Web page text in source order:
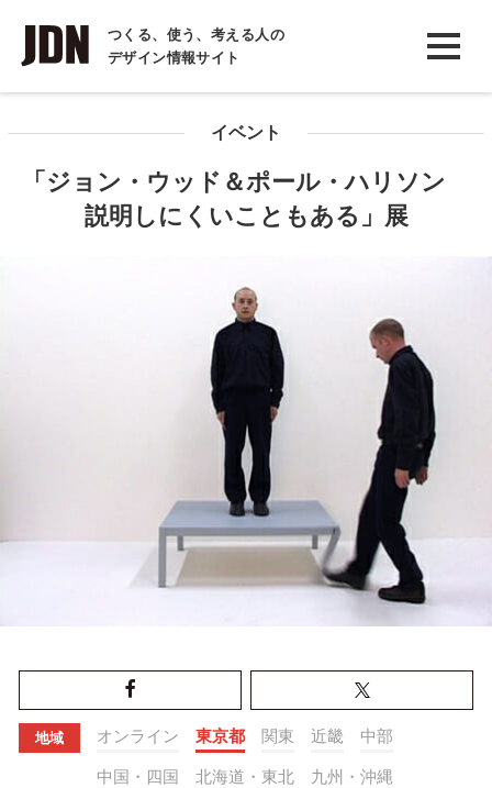
つくる、使う、考える人の
デザイン情報サイト
INTERVIEW
インタビュー
COLUMN
イベント
「ジョン・ウッド＆ポール・ハリソン
説明しにくいこともある」展
地域 オンライン 東京都 関東 近畿 中部
中国・四国 北海道・東北 九州・沖縄